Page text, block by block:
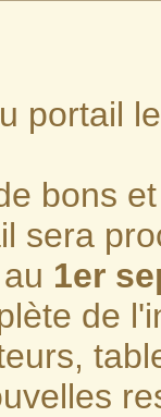
portail
bons
sera
1er
de